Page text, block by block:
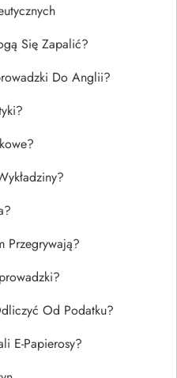
Się Zapalić?
Do Anglii?
Przegrywają?
Od Podatku?
E-Papierosy?